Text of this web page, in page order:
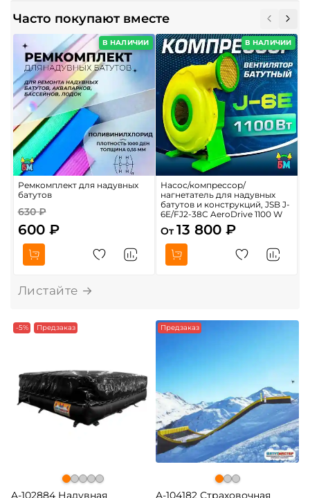
Часто покупают вместе
В НАЛИЧИИ
Ремкомплект для надувных
батутов
630 ₽
600 ₽
В НАЛИЧИИ
Насос/компрессор/
нагнетатель для надувных
батутов и конструкций, JSB J-
6E/FJ2-38C AeroDrive 1100 W
От 13 800 ₽
-5% Предзаказ
A-102884 Надувная
Предзаказ
A-104182 Страховочная